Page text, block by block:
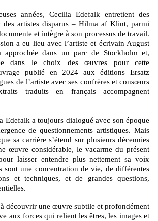
années, Cecilia Edefalk entretient des
des artistes disparus – Hilma af Klint, parmi
et intègre à son processus de travail.
a eu lieu avec l’artiste et écrivain August
approchée dans un parc de Stockholm et,
dans le choix des œuvres pour cette
publié en 2024 aux éditions Ersatz
de l’artiste avec ses confrères et consœurs
traduits en français accompagnent
Edefalk a toujours dialogué avec son époque
de questionnements artistiques. Mais
sa carrière s’étend sur plusieurs décennies
œuvre considérable, le vacarme du présent
laisser entendre plus nettement sa voix
sont une concentration de vie, de différentes
et techniques, et de grandes questions,
aux forces qui relient les êtres, les images et